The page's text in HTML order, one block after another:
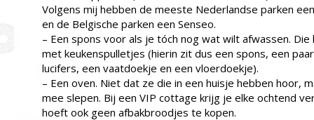
Volgens mij hebben de meeste Nederlandse parken
en de Belgische parken een Senseo.
– Een spons voor als je tóch nog wat wilt afwassen.
met keukenspulletjes (hierin zit dus een spons, een
lucifers, een vaatdoekje en een vloerdoekje).
– Een oven. Niet dat ze die in een huisje hebben hoor,
mee slepen. Bij een VIP cottage krijg je elke ochtend
hoeft ook geen afbakbroodjes te kopen.